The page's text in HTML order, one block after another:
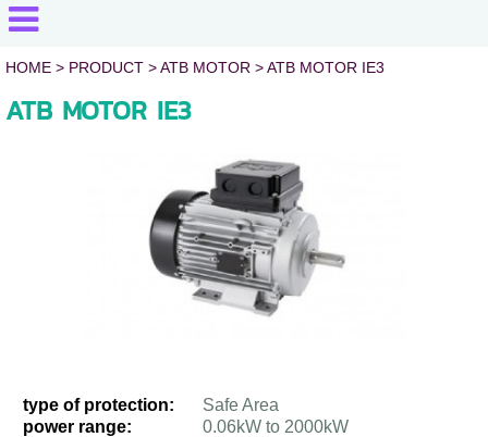
HOME> PRODUCT >ATB MOTOR >ATB MOTOR IE3
ATB MOTOR IE3
type of protection:
Safe Area
power range:
0.06kW to 2000kW